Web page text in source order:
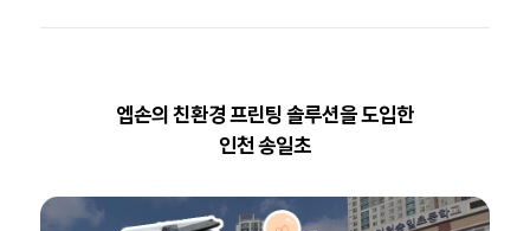
엡손의 친환경 프린팅 솔루션을 도입한
인천 송일초